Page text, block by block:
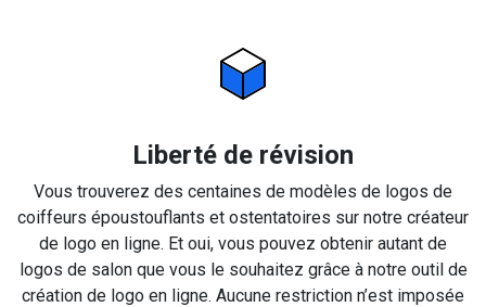
Liberté de révision
Vous trouverez des centaines de modèles de logos de
coiffeurs époustouflants et ostentatoires sur notre créateur
de logo en ligne. Et oui, vous pouvez obtenir autant de
logos de salon que vous le souhaitez grâce à notre outil de
création de logo en ligne. Aucune restriction n’est imposée